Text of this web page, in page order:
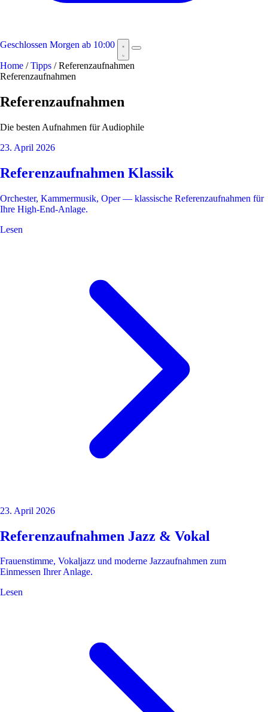
Geschlossen Morgen ab 10:00
Home / Tipps / Referenzaufnahmen
Referenzaufnahmen
Referenzaufnahmen
Die besten Aufnahmen für Audiophile
23. April 2026
Referenzaufnahmen Klassik
Orchester, Kammermusik, Oper — klassische Referenzaufnahmen für
Ihre High-End-Anlage.
Lesen
23. April 2026
Referenzaufnahmen Jazz & Vokal
Frauenstimme, Vokaljazz und moderne Jazzaufnahmen zum
Einmessen Ihrer Anlage.
Lesen